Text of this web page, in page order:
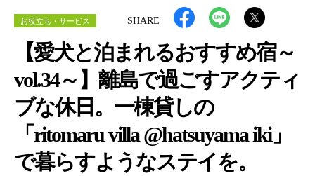
SHARE
お役立ち・サービス
【愛犬と泊まれるおすすめ宿～
vol.34～】離島で過ごすアクティ
ブな休日。一棟貸しの
「ritomaru villa @hatsuyama iki」
で暮らすようなステイを。